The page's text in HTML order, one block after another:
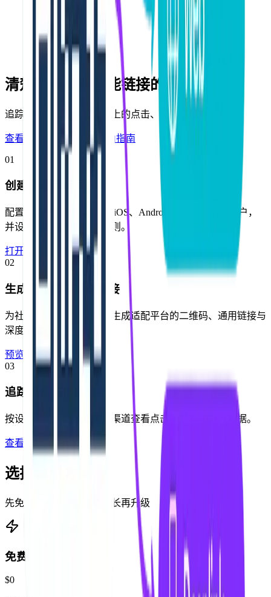
清楚了解每条智能链接的表现。
追踪各平台和社交流量位上的点击、安装与用户行为。
查看 Instagram/TikTok 路由指南
01
创建智能目标页
配置一条链接，自动识别 iOS、Android、华为和桌面用户，
并设置商店与网页回退规则。
打开构建器
02
生成二维码与通用链接
为社交、邮件和线下活动生成适配平台的二维码、通用链接与
深度链接。
预览渠道包
→
03
追踪设备与地区分析
按设备类型、国家和来源渠道查看点击、安装和行为数据。
查看分析
选择你的方案
先免费开始，随着业务增长再升级
免费版
$0